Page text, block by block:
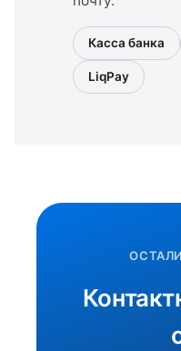
Касса банка
LiqPay